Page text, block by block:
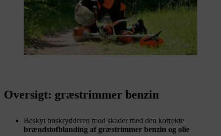
Oversigt: græstrimmer benzin
Beskyt buskrydderen mod skader med den korrekte
brændstofblanding af græstrimmer benzin og olie